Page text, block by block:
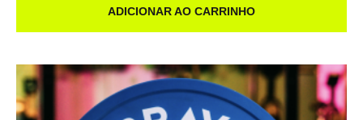
ADICIONAR AO CARRINHO